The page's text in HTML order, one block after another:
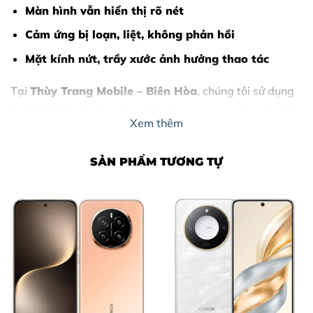
Màn hình vẫn hiển thị rõ nét
Cảm ứng bị loạn, liệt, không phản hồi
Mặt kính nứt, trầy xước ảnh hưởng thao tác
Tại Thùy Trang Mobile – Biên Hòa, chúng tôi sử dụng
đại, kỹ thuật viên nhiều năm kinh nghiệm, đảm bảo:
Giữ nguyên màn hình gốc
Không mất dữ liệu
Thời gian sửa chữa nhanh chóng
Nội Dung Bài Viết
Dấu Hiệu iPhone 11 Pro Cần Thay Kính Cảm Ứng
Xem thêm
SẢN PHẨM TƯƠNG TỰ